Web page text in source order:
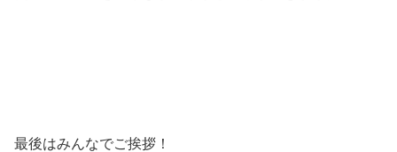
最後はみんなでご挨拶！